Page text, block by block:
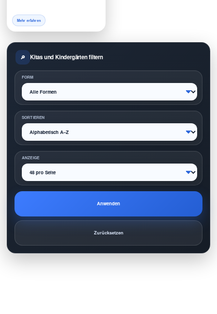
Mehr erfahren
Kitas und Kindergärten filtern
FORM
SORTIEREN
ANZEIGE
Anwenden
Zurücksetzen